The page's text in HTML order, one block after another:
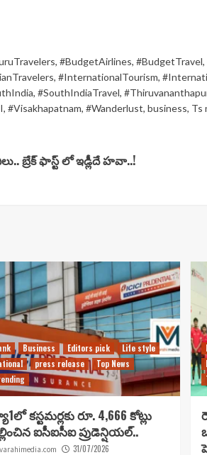
, #BudgetAirlines, #BudgetTravel,
, #InternationalTourism,
, #SouthIndiaTravel,
, #Visakhapatnam, #Wanderlust, business, Ts
బ్రేక్ ఫాస్ట్ లో ఇడ్లీదే హవా..!
Business Editors pick
Life style
press release
Top News
కస్టమర్లకు రూ. 4,666 కోట్లు
ఐసీఐసీఐ ప్రుడెన్షియల్..
varahimedia.com 31/07/2026